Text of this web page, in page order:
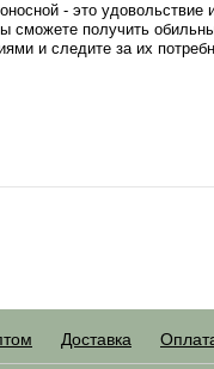
- это
сможете получить
и следите за их
Доставка